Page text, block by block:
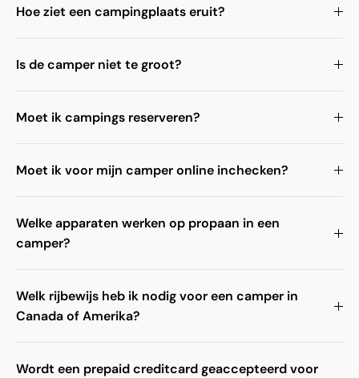
Hoe ziet een campingplaats eruit?
Is de camper niet te groot?
Moet ik campings reserveren?
Moet ik voor mijn camper online inchecken?
Welke apparaten werken op propaan in een
camper?
Welk rijbewijs heb ik nodig voor een camper in
Canada of Amerika?
Wordt een prepaid creditcard geaccepteerd voor